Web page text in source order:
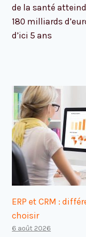
de la santé
180 milliards
d’ici 5 ans
ERP et CRM :
choisir
6 août 2026